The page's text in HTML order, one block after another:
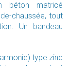
béton matricé
chaussée, tout
Un bandeau
type zinc